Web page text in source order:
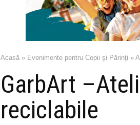
Acasă » Evenimente pentru Copii şi Părinţi »
GarbArt
reciclabile